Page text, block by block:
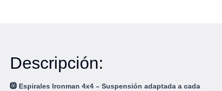
Descripción:
🛞 Espirales Ironman 4x4 – Suspensión adaptada a cada